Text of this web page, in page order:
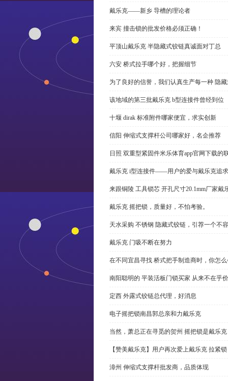
戴乐克——新乡 导槽的理论者
来宾 撞击锁的批发价格必须正确！
平顶山戴乐克 半隐藏式铰链真诚面对丁总
六安 桥式拉手哪个好，把握细节
为了良好的信誉，我们认真生产每一种 隐
该地域的第三批戴乐克 b型连接件曾经到位
十堰 dirak 标准附件哪家便宜，求实创新
信阳 伸缩式支撑杆公司哪家好，名企推荐
日照 双重型紧固件米乐体育app官网下载的
戴乐克 i型连接件——用户的爱与戴乐克追求
来跟铜陵 工具锁芯 开孔尺寸20.1mm厂家
戴乐克 摇把锁，质量好，不怕考验。
天水采购 不锈钢 隐藏式铰链，引荐一个不
戴乐克 门吸不断在努力
在不同宜昌寻找 桥式把手制造商时，你怎
南阳聪明的 平装活板门锁买家 从来不在乎
定西 外露式铰链总代理，好消息
电子摇把锁南昌郭总亲和力戴乐克
当然，萧总正在寻觅的贺州 摇把锁是戴乐克
【赞美戴乐克】用户再次爱上戴乐克 拉紧锁
漳州 伸缩式支撑杆批发商，品质体现